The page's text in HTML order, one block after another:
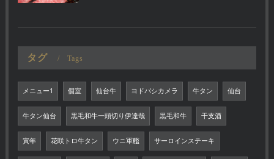
タグ Tags
メニュー1 個室 仙台牛 ヨドバシカメラ 牛タン 仙台
牛タン仙台 黒毛和牛一頭切り伊達哉 黒毛和牛 干支酒
寅年 花咲トロ牛タン ウニ軍艦 サーロインステーキ